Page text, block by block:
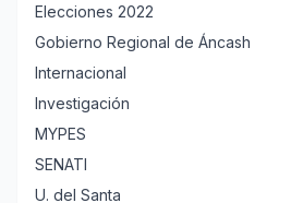
Elecciones 2022
Gobierno Regional de Áncash
Internacional
Investigación
MYPES
SENATI
U. del Santa